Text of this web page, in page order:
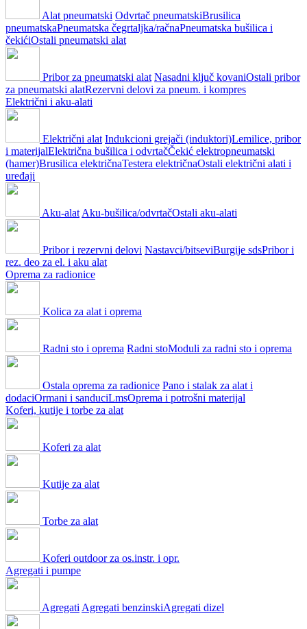
Alat pneumatski Odvrtač pneumatskiBrusilica
pneumatskaPneumatska čegrtaljka/račnaPneumatska bušilica i
čekićiOstali pneumatski alat
Pribor za pneumatski alat Nasadni ključ kovaniOstali pribor
za pneumatski alatRezervni delovi za pneum. i kompres
Električni i aku-alati
Električni alat Indukcioni grejači (induktori)Lemilice, pribor
i materijalElektrična bušilica i odvrtačČekić elektropneumatski
(hamer)Brusilica električnaTestera električnaOstali električni alati i
uređaji
Aku-alat Aku-bušilica/odvrtačOstali aku-alati
Pribor i rezervni delovi Nastavci/bitseviBurgije sdsPribor i
rez. deo za el. i aku alat
Oprema za radionice
Kolica za alat i oprema
Radni sto i oprema Radni stoModuli za radni sto i oprema
Ostala oprema za radionice Pano i stalak za alat i
dodaciOrmani i sanduciLmsOprema i potrošni materijal
Koferi, kutije i torbe za alat
Koferi za alat
Kutije za alat
Torbe za alat
Koferi outdoor za os.instr. i opr.
Agregati i pumpe
Agregati Agregati benzinskiAgregati dizel